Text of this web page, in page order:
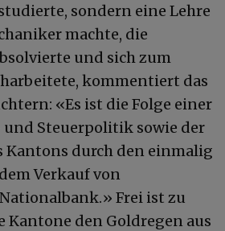
sondern eine Lehre
machte, die
und sich zum
kommentiert das
«Es ist die Folge einer
Steuerpolitik sowie der
Kantons durch den einmalig
Verkauf von
Frei ist zu
Kantone den Goldregen aus